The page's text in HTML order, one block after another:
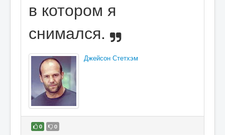
в котором я
снимался.
Джейсон Стетхэм
0 0